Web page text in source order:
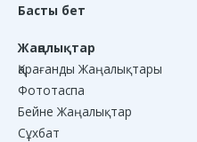
Басты бет
Жаңалықтар
Қарағанды Жаңалықтары
Фототаспа
Бейне Жаңалықтар
Сұхбат